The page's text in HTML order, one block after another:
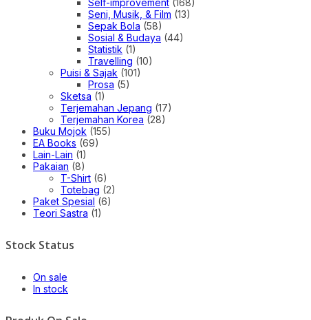
Self-improvement (168)
Seni, Musik, & Film (13)
Sepak Bola (58)
Sosial & Budaya (44)
Statistik (1)
Travelling (10)
Puisi & Sajak (101)
Prosa (5)
Sketsa (1)
Terjemahan Jepang (17)
Terjemahan Korea (28)
Buku Mojok (155)
EA Books (69)
Lain-Lain (1)
Pakaian (8)
T-Shirt (6)
Totebag (2)
Paket Spesial (6)
Teori Sastra (1)
Stock Status
On sale
In stock